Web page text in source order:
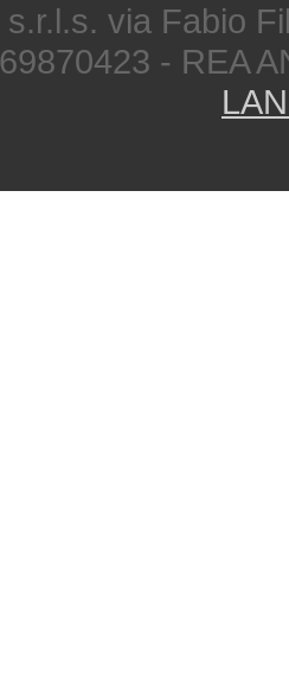
via Fabio
- REA